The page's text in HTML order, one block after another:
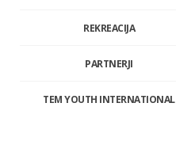
REKREACIJA
PARTNERJI
TEM YOUTH INTERNATIONAL